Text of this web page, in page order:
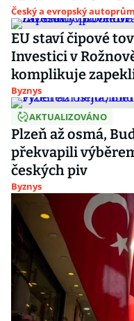
Český a evropský
EU staví čipové
Investici v
komplikuje
Byznys
AKTUALIZOVÁNO
Plzeň až osmá,
překvapili
českých piv
Byznys